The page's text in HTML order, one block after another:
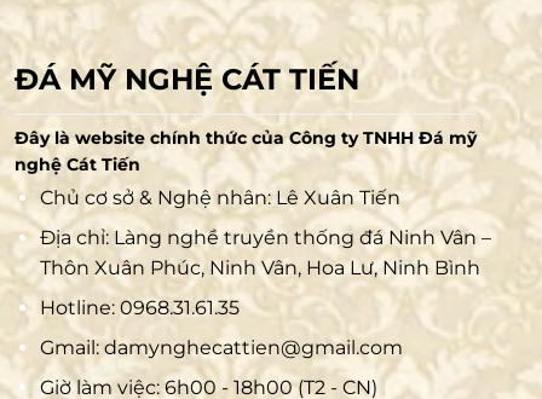
ĐÁ MỸ NGHỆ CÁT TIẾN
Đây là website chính thức của Công ty TNHH Đá mỹ
nghệ Cát Tiến
Chủ cơ sở & Nghệ nhân: Lê Xuân Tiến
Địa chỉ: Làng nghề truyền thống đá Ninh Vân –
Thôn Xuân Phúc, Ninh Vân, Hoa Lư, Ninh Bình
Hotline: 0968.31.61.35
Gmail: damynghecattien@gmail.com
Giờ làm việc: 6h00 - 18h00 (T2 - CN)